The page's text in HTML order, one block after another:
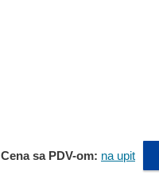
Cena sa PDV-om: na upit